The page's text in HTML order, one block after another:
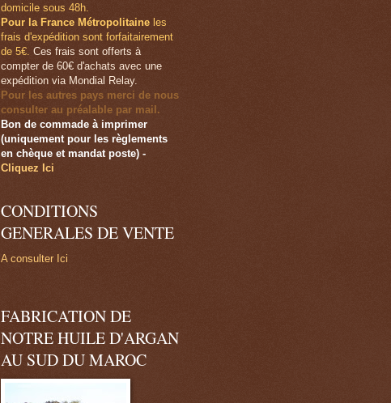
domicile sous 48h.
Pour la France Métropolitaine les
frais d'expédition sont forfaitairement
de 5€. Ces frais sont offerts à
compter de 60€ d'achats avec une
expédition via Mondial Relay.
Pour les autres pays merci de nous
consulter au préalable par mail.
Bon de commade à imprimer
(uniquement pour les règlements
en chèque et mandat poste) -
Cliquez Ici
CONDITIONS
GENERALES DE VENTE
A consulter Ici
FABRICATION DE
NOTRE HUILE D'ARGAN
AU SUD DU MAROC